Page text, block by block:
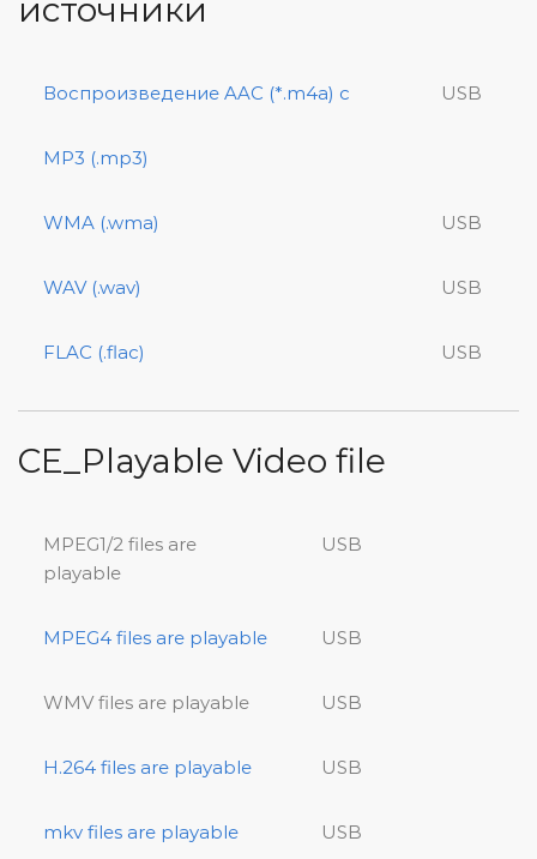
источники
Воспроизведение AAC (*.m4a) c USB
MP3 (.mp3)
WMA (.wma) USB
WAV (.wav) USB
FLAC (.flac) USB
CE_Playable Video file
MPEG1/2 files are
playable
USB
MPEG4 files are playable USB
WMV files are playable USB
H.264 files are playable USB
mkv files are playable USB